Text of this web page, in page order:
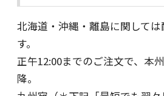
北海道・沖縄・離島に関しては
す。
正午12:00までのご注文で、本
降。